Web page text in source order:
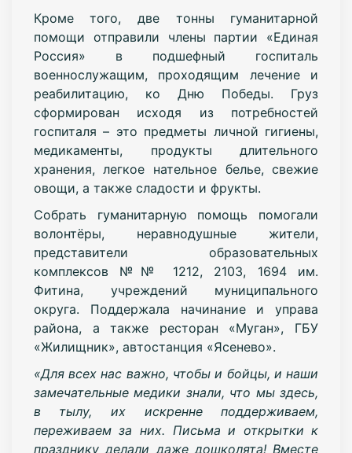
Кроме того, две тонны гуманитарной
помощи отправили члены партии «Единая
Россия» в подшефный госпиталь
военнослужащим, проходящим лечение и
реабилитацию, ко Дню Победы. Груз
сформирован исходя из потребностей
госпиталя – это предметы личной гигиены,
медикаменты, продукты длительного
хранения, легкое нательное белье, свежие
овощи, а также сладости и фрукты.
Собрать гуманитарную помощь помогали
волонтёры, неравнодушные жители,
представители образовательных
комплексов №№ 1212, 2103, 1694 им.
Фитина, учреждений муниципального
округа. Поддержала начинание и управа
района, а также ресторан «Муган», ГБУ
«Жилищник», автостанция «Ясенево».
«Для всех нас важно, чтобы и бойцы, и наши
замечательные медики знали, что мы здесь,
в тылу, их искренне поддерживаем,
переживаем за них. Письма и открытки к
празднику делали даже дошколята! Вместе